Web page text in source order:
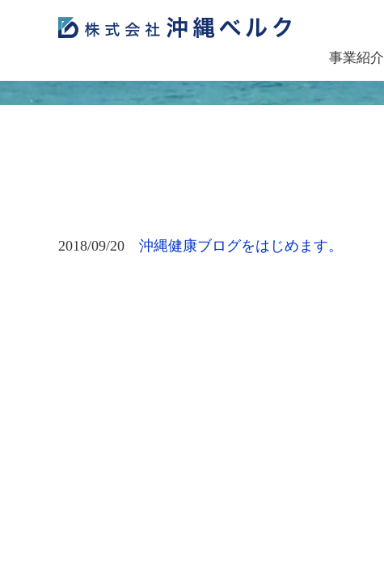
事業紹介
2018/09/20 沖縄健康ブログをはじめます。